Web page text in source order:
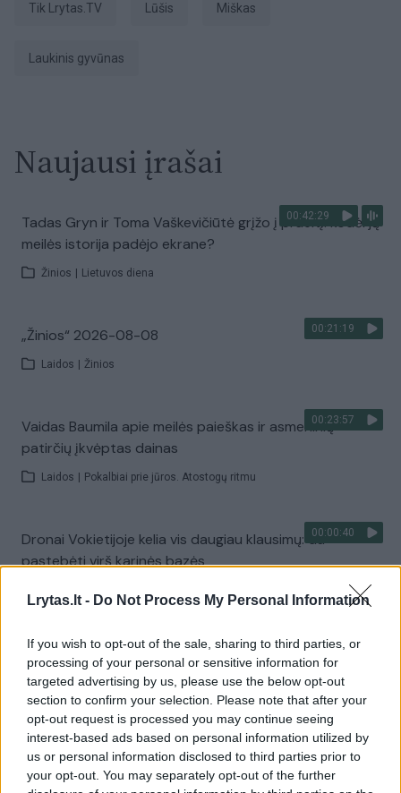
Lrytas.lt - Do Not Process My Personal Information
If you wish to opt-out of the sale, sharing to third parties, or
processing of your personal or sensitive information for
targeted advertising by us, please use the below opt-out
section to confirm your selection. Please note that after your
opt-out request is processed you may continue seeing
interest-based ads based on personal information utilized by
us or personal information disclosed to third parties prior to
your opt-out. You may separately opt-out of the further
tik Lrytas.TV lūšis miškas
laukinis gyvūnas
Naujausi įrašai
00:42:29
Tadas Gryn ir Toma Vaškevičiūtė grįžo į praeitį: kodėl jų
meilės istorija padėjo ekrane?
Žinios Lietuvos diena
00:21:19
„Žinios“ 2026-08-08
Laidos Žinios
00:23:57
Vaidas Baumila apie meilės paieškas ir asmeninių
patirčių įkvėptas dainas
Laidos Pokalbiai prie jūros. Atostogų ritmu
00:00:40
Dronai Vokietijoje kelia vis daugiau klausimų: du
pastebėti virš karinės bazės
Visi įrašai
Žiūrimiausi įrašai